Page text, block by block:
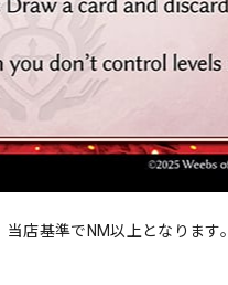
店基準でNM以上となります。